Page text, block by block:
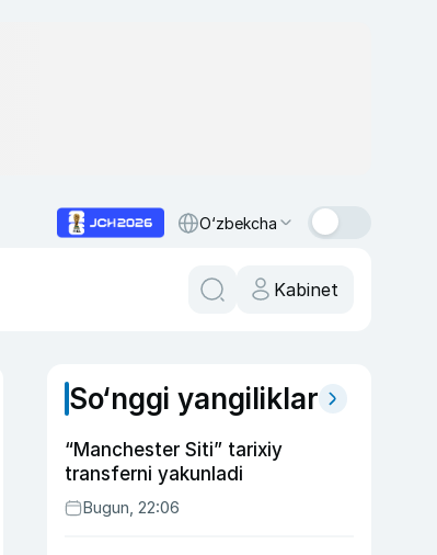
O‘zbekcha
Kabinet
So‘nggi yangiliklar
“Manchester Siti” tarixiy
transferni yakunladi
Bugun, 22:06